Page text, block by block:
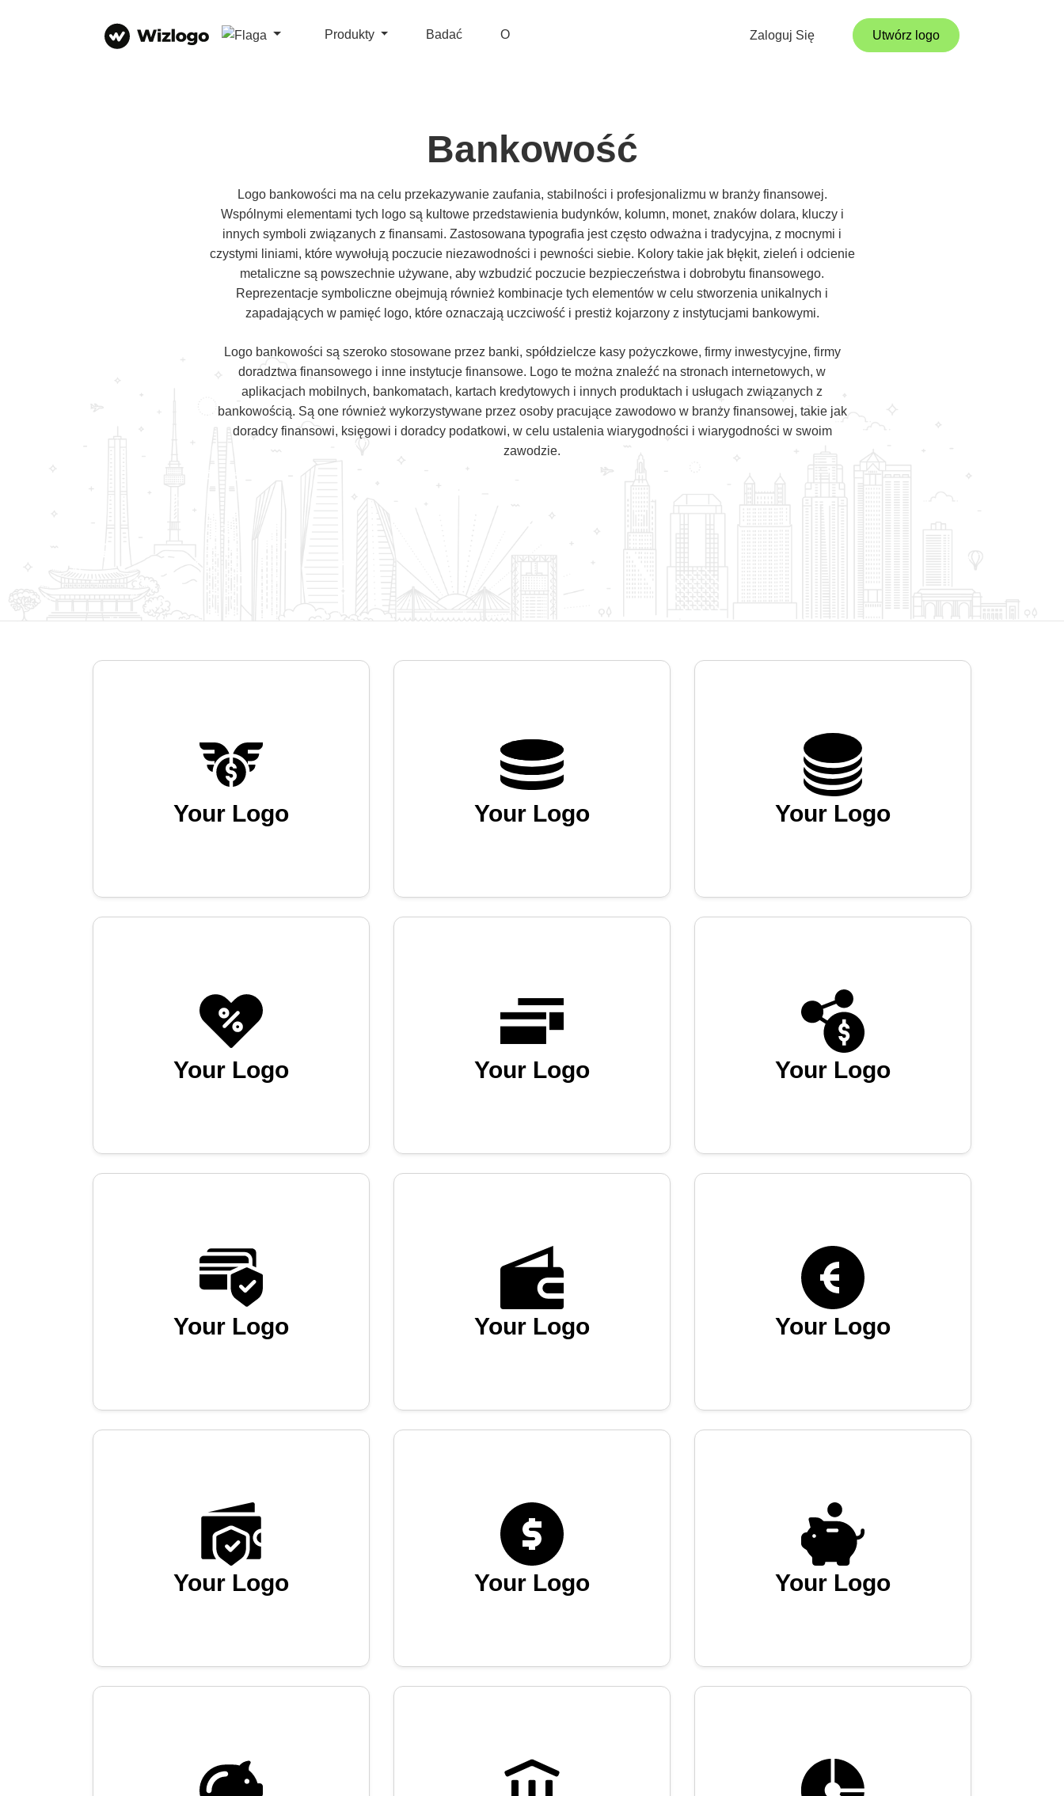
Produkty Badać O Zaloguj Się Utwórz logo
Bankowość
Logo bankowości ma na celu przekazywanie zaufania, stabilności i profesjonalizmu w branży finansowej.
Wspólnymi elementami tych logo są kultowe przedstawienia budynków, kolumn, monet, znaków dolara, kluczy i
innych symboli związanych z finansami. Zastosowana typografia jest często odważna i tradycyjna, z mocnymi i
czystymi liniami, które wywołują poczucie niezawodności i pewności siebie. Kolory takie jak błękit, zieleń i odcienie
metaliczne są powszechnie używane, aby wzbudzić poczucie bezpieczeństwa i dobrobytu finansowego.
Reprezentacje symboliczne obejmują również kombinacje tych elementów w celu stworzenia unikalnych i
zapadających w pamięć logo, które oznaczają uczciwość i prestiż kojarzony z instytucjami bankowymi.
Logo bankowości są szeroko stosowane przez banki, spółdzielcze kasy pożyczkowe, firmy inwestycyjne, firmy
doradztwa finansowego i inne instytucje finansowe. Logo te można znaleźć na stronach internetowych, w
aplikacjach mobilnych, bankomatach, kartach kredytowych i innych produktach i usługach związanych z
bankowością. Są one również wykorzystywane przez osoby pracujące zawodowo w branży finansowej, takie jak
doradcy finansowi, księgowi i doradcy podatkowi, w celu ustalenia wiarygodności i wiarygodności w swoim
zawodzie.
Your Logo Your Logo Your Logo
Your Logo Your Logo Your Logo
Your Logo Your Logo Your Logo
Your Logo Your Logo Your Logo